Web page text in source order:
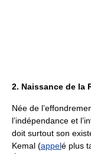
2. Naissance de la
Née de
l’indépendance et
doit surtout son
Kemal (appelé plus